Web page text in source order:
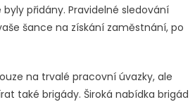
přidány. Pravidelné sledování
šance na získání zaměstnání, po
na trvalé pracovní úvazky, ale
také brigády. Široká nabídka brigád